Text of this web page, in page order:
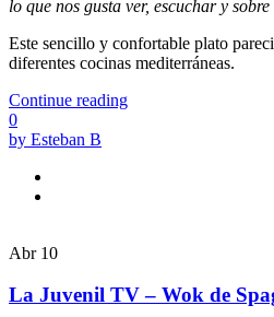
lo que nos gusta ver, escuchar y
Este sencillo y confortable plato
diferentes cocinas mediterráneas.
Continue reading
0
by Esteban B
Abr 10
La Juvenil TV – Wok de